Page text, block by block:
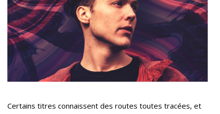
Certains titres connaissent des routes toutes tracées, et